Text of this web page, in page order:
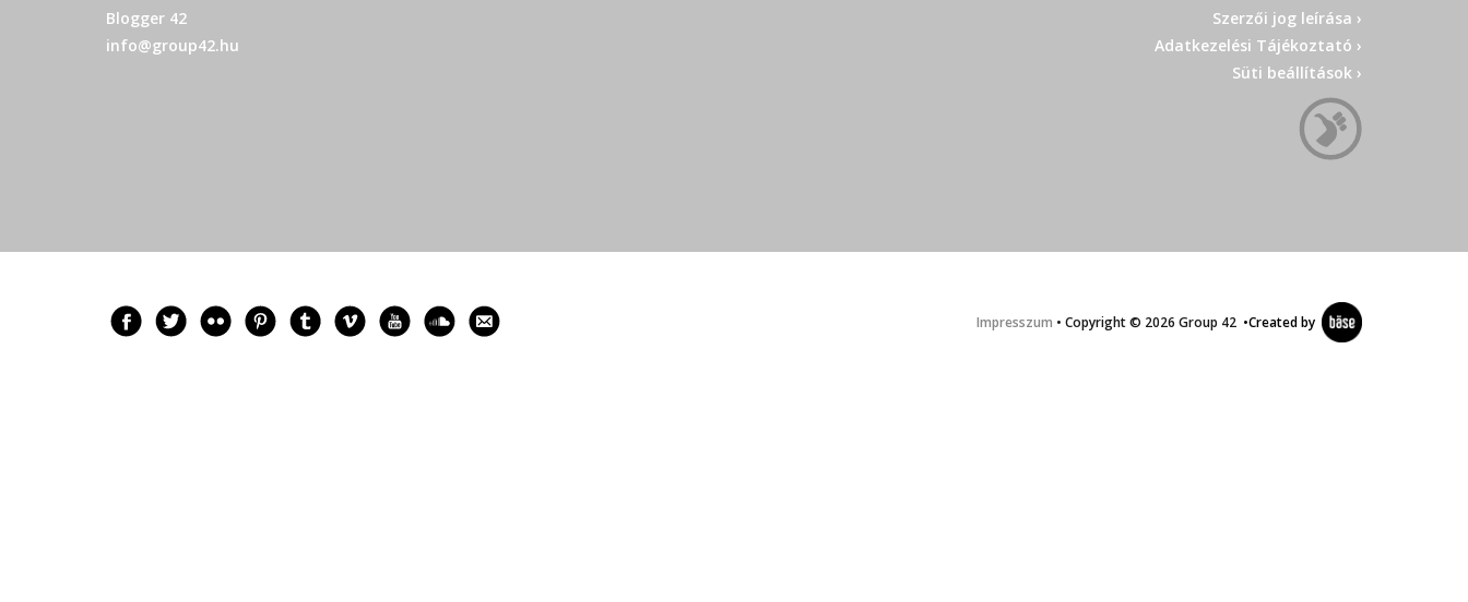
Blogger 42
info@group42.hu
Szerzői jog leírása ›
Adatkezelési Tájékoztató ›
Süti beállítások ›
Impresszum • Copyright © 2026 Group 42 •Created by